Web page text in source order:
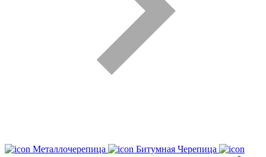
Металлочерепица
Битумная Черепица